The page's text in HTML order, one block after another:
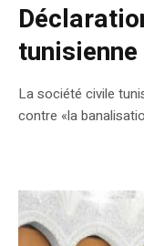
La société civile
contre «la